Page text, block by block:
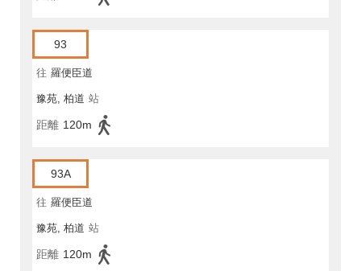
93
往 羅便臣道
豫苑, 柏道 站
距離 120m
93A
往 羅便臣道
豫苑, 柏道 站
距離 120m